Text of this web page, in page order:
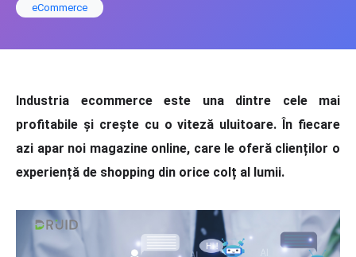
eCommerce
Industria ecommerce este una dintre cele mai
profitabile și crește cu o viteză uluitoare. În fiecare
azi apar noi magazine online, care le oferă clienților o
experiență de shopping din orice colț al lumii.